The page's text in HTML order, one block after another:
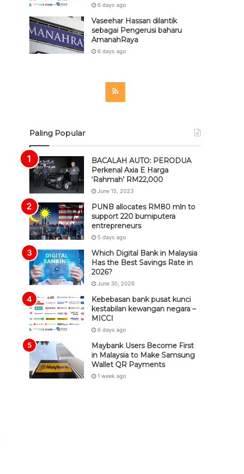
6 days ago
Vaseehar Hassan dilantik
sebagai Pengerusi baharu
AmanahRaya
6 days ago
R
Paling Popular
BACALAH AUTO: PERODUA
Perkenal Axia E Harga
‘Rahmah’ RM22,000
June 15, 2023
PUNB allocates RM80 mln to
support 220 bumiputera
entrepreneurs
5 days ago
Which Digital Bank in Malaysia
Has the Best Savings Rate in
2026?
June 30, 2026
Kebebasan bank pusat kunci
kestabilan kewangan negara –
MICCI
6 days ago
Maybank Users Become First
in Malaysia to Make Samsung
Wallet QR Payments
1 week ago